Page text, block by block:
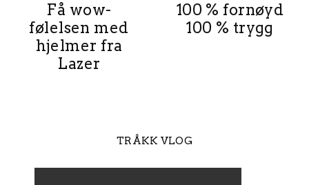
Få wow-
følelsen med
hjelmer fra
Lazer
100 % fornøyd
100 % trygg
TRÅKK VLOG